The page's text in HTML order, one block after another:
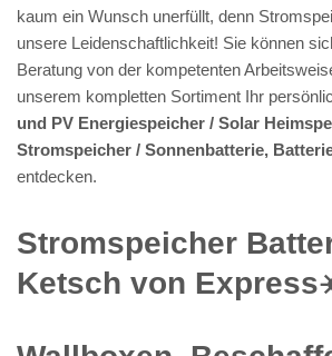
kaum ein Wunsch unerfüllt, denn
unsere Leidenschaftlichkeit! Sie können
Beratung von der kompetenten
unserem kompletten Sortiment Ihr
und PV Energiespeicher / Solar
Stromspeicher / Sonnenbatterie,
entdecken.
Stromspeicher
Ketsch von